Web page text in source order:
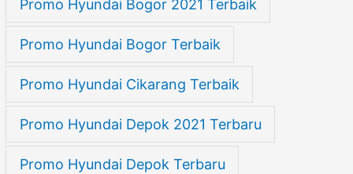
Promo Hyundai Bogor 2021 Terbaik
Promo Hyundai Bogor Terbaik
Promo Hyundai Cikarang Terbaik
Promo Hyundai Depok 2021 Terbaru
Promo Hyundai Depok Terbaru